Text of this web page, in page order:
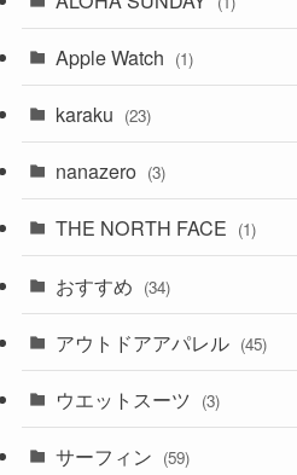
Apple Watch (1)
karaku (23)
nanazero (3)
THE NORTH FACE (1)
おすすめ (34)
アウトドアアパレル (45)
ウエットスーツ (3)
サーフィン (59)